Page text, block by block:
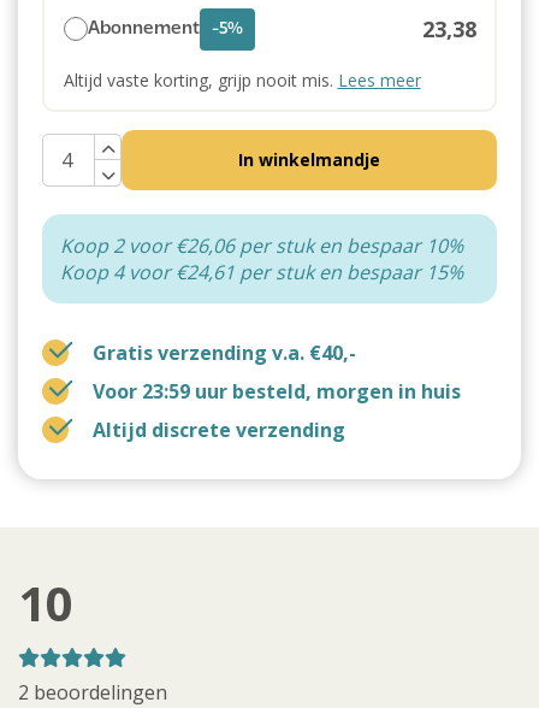
Abonnement -5% 23,38
Altijd vaste korting, grijp nooit mis. Lees meer
In winkelmandje
Koop 2 voor €26,06 per stuk en bespaar 10%
Koop 4 voor €24,61 per stuk en bespaar 15%
Gratis verzending v.a. €40,-
Voor 23:59 uur besteld, morgen in huis
Altijd discrete verzending
10
2 beoordelingen